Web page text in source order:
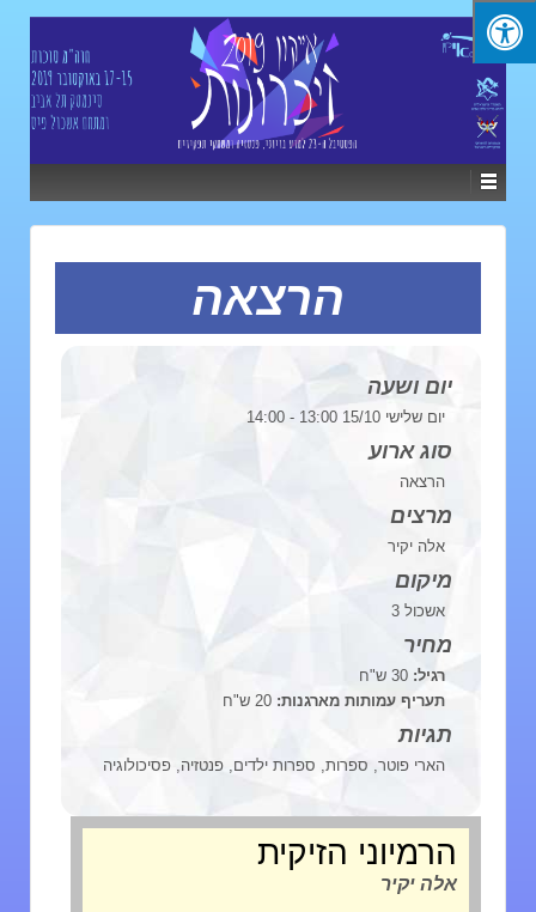
הרצאה
יום ושעה
יום שלישי 15/10 13:00 - 14:00
סוג ארוע
מרצים
תעריף עמותות מארגנות:20 ש"ח
הארי פוטר, ספרות, ספרות ילדים, פנטזיה, פסיכולוגיה
הרמיוני הזיקית
אלה יקיר